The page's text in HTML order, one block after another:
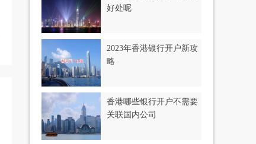
好处呢
2023年香港银行开户新攻
略
香港哪些银行开户不需要
关联国内公司